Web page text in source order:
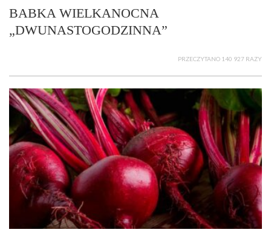
BABKA WIELKANOCNA
„DWUNASTOGODZINNA”
PRZECZYTANO 140 927 RAZY